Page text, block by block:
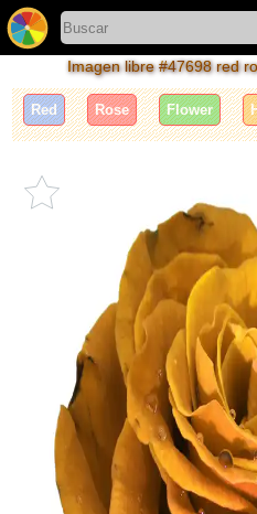
Imagen libre #47698 red
Red Rose Flower